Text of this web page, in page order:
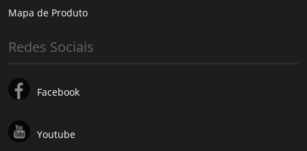
Mapa de Produto
Redes Sociais
Facebook
Youtube